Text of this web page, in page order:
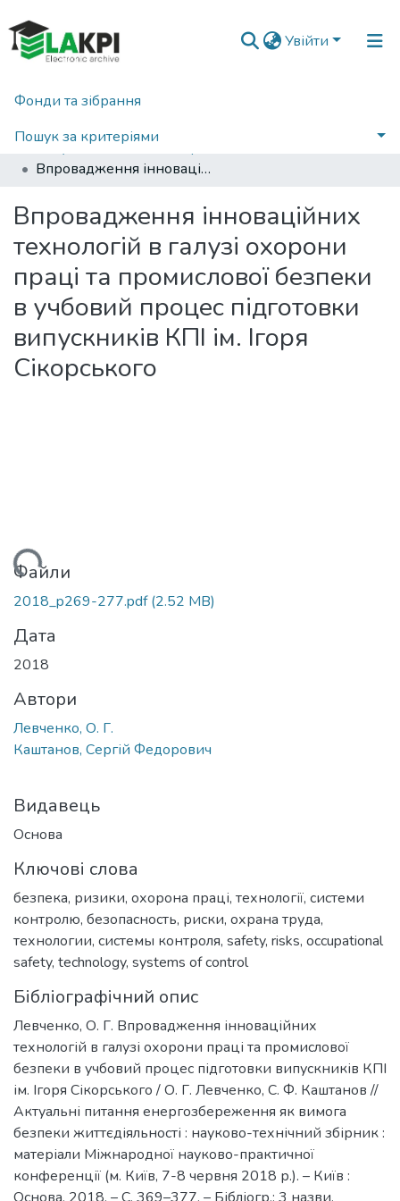
Увійти
Фонди та зібрання
Пошук за критеріями
Статистика
Головна
Впровадження інноваційних технологій в галузі охорони праці та промислової безпеки в учбовий процес підготовки випускників КПІ ім. Ігоря Сікорського
Впровадження інноваційних
технологій в галузі охорони
праці та промислової безпеки
в учбовий процес підготовки
випускників КПІ ім. Ігоря
Сікорського
Файли
2018_p269-277.pdf(2.52 MB)
Дата
2018
Автори
Левченко, О. Г.
Каштанов, Сергій Федорович
Видавець
Основа
Ключові слова
безпека, ризики, охорона праці, технології, системи
контролю, безопасность, риски, охрана труда,
технологии, системы контроля, safety, risks, occupational
safety, technology, systems of control
Бібліографічний опис
Левченко, О. Г. Впровадження інноваційних
технологій в галузі охорони праці та промислової
безпеки в учбовий процес підготовки випускників КПІ
ім. Ігоря Сікорського / О. Г. Левченко, С. Ф. Каштанов //
Актуальні питання енергозбереження як вимога
безпеки життєдіяльності : науково-технічний збірник :
матеріали Міжнародної науково-практичної
конференції (м. Київ, 7-8 червня 2018 р.). – Київ :